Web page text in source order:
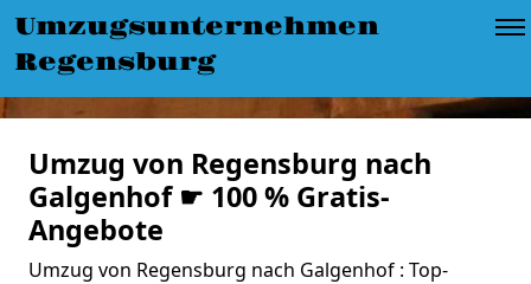
Umzugsunternehmen
Regensburg
Umzug von Regensburg nach
Galgenhof ☛ 100 % Gratis-
Angebote
Umzug von Regensburg nach Galgenhof : Top-